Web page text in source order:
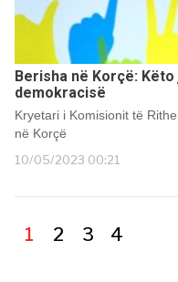
Berisha në Korçë:
demokracisë
Kryetari i Komisionit të
në Korçë
10/05/2023 00:21
1 2 3 4